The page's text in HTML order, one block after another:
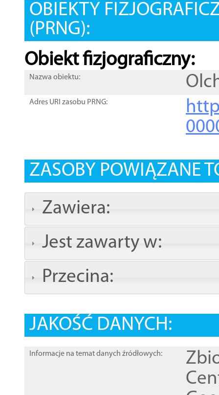
OBIEKTY
(PRNG):
Obiekt fizjograficzny:
Nazwa obiektu:
Adres URI zasobu PRNG:
ZASOBY POWIĄZANE
Zawiera:
Jest zawarty w:
Przecina:
JAKOŚĆ DANYCH:
Informacje na temat danych źródłowych: